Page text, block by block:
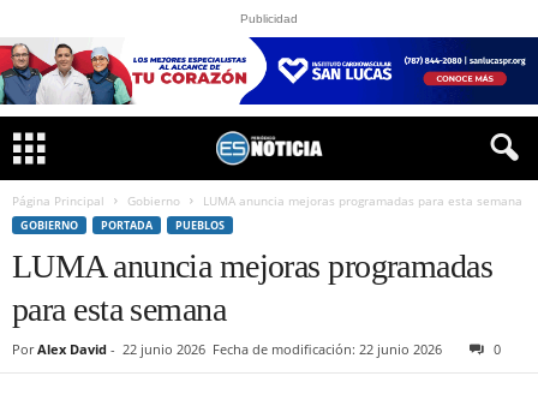
Publicidad
Página Principal Gobierno LUMA anuncia mejoras programadas para esta semana
GOBIERNO PORTADA PUEBLOS
LUMA anuncia mejoras programadas
para esta semana
Por Alex David - 22 junio 2026 Fecha de modificación: 22 junio 2026 0